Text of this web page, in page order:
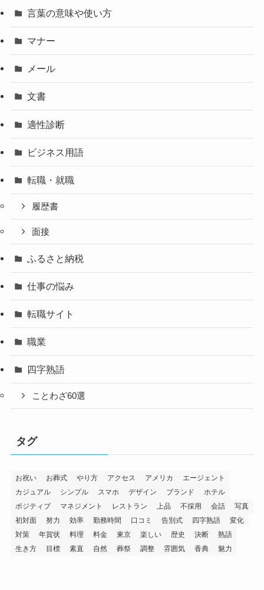
言葉の意味や使い方
マナー
メール
文書
適性診断
ビジネス用語
転職・就職
履歴書
面接
ふるさと納税
仕事の悩み
転職サイト
職業
四字熟語
ことわざ60選
タグ
お祝い お葬式 やり方 アクセス アメリカ
エージェント
カジュアル
シンプル スマホ デザイン ブランド
ホテル
ポジティブ
マネジメント レストラン 上品 不採用 会話
写真
初対面
努力 効率 勤務時間 口コミ 告別式 四字熟語
変化
対策
年賀状 料理 料金 東京 楽しい 歴史 決断
熟語
生き方
目標 素直 自然 葬祭 調整 雰囲気 香典 魅力